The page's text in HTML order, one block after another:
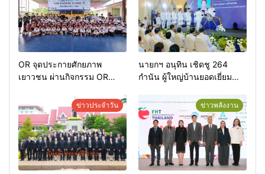
OR จุดประกายศักยภาพ
เยาวชน ผ่านกิจกรรม OR
นายกฯ อนุทิน เชิดชู 264
กำนัน ผู้ใหญ่บ้านยอดเยี่ยม
เกียรติยศแห่งการเสียสละ”
ข่าวประจำวัน ข่าวพลังงาน